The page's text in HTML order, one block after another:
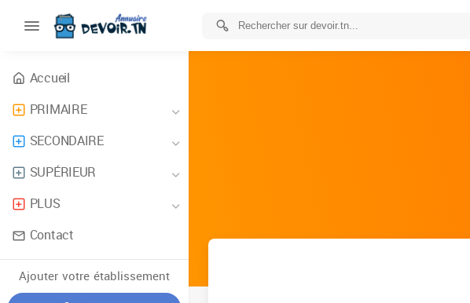
Accueil
PRIMAIRE
SECONDAIRE
SUPÉRIEUR
PLUS
Contact
Ajouter votre établissement